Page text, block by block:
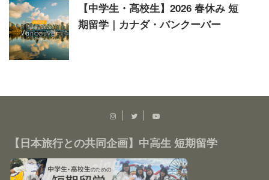
【中学生・高校生】2026 春休み 短
期留学｜カナダ・バンクーバー
【日本旅行との共同企画】中高生 短期留学